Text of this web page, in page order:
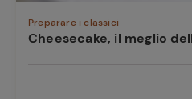
Preparare i classici
Cheesecake, il meglio